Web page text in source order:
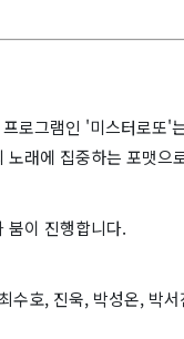
로그램인 '미스터로또'
래에 집중하는 포맷으
붐이 진행합니다.
수호, 진욱, 박성온, 박